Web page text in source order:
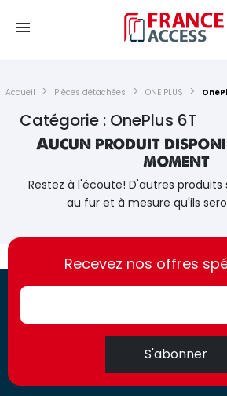
Accueil Pièces détachées ONE PLUS
Catégorie : OnePlus 6T
Aucun produit
moment
Restez à l'écoute! D'autres
au fur et à mesure qu'ils
https://france-
access.fr
https://france-
access.fr
Recevez nos offres
S'abonner